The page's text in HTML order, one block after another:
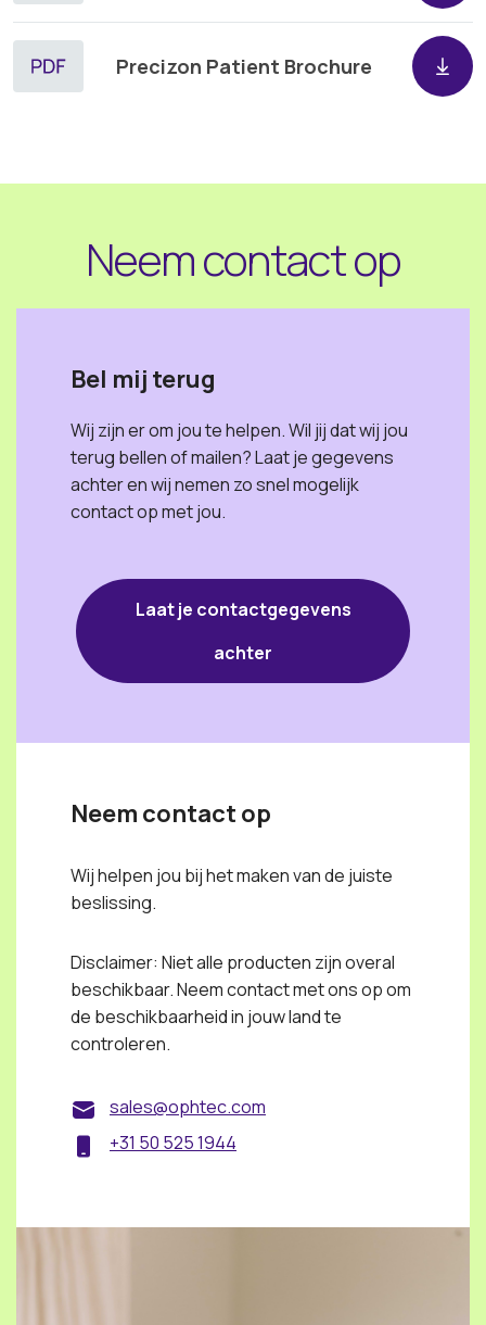
Precizon Patient Brochure
Neem contact op
Bel mij terug
Wij zijn er om jou te helpen. Wil jij dat wij jou
terug bellen of mailen? Laat je gegevens
achter en wij nemen zo snel mogelijk
contact op met jou.
Laat je contactgegevens
achter
Neem contact op
Wij helpen jou bij het maken van de juiste
beslissing.
Disclaimer: Niet alle producten zijn overal
beschikbaar. Neem contact met ons op om
de beschikbaarheid in jouw land te
controleren.
sales@ophtec.com
+31 50 525 1944